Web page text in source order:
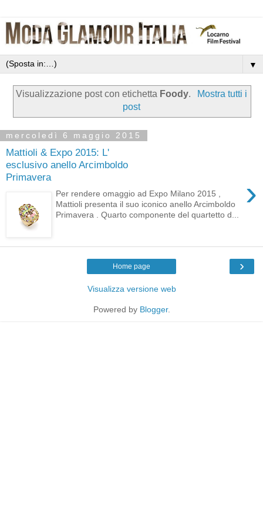
▼
Visualizzazione post con etichetta Foody.
Mostra tutti i
post
mercoledì 6 maggio 2015
Mattioli & Expo 2015: L'
esclusivo anello Arcimboldo
Primavera
›
Per rendere omaggio ad Expo Milano 2015 ,
Mattioli presenta il suo iconico anello Arcimboldo
Primavera . Quarto componente del quartetto d...
›
Home page
Visualizza versione web
Powered by Blogger.